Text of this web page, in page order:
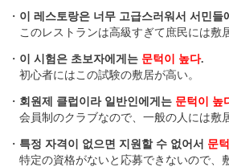
・ 이 레스토랑은 너무 고급스러워서 서민들
このレストランは高級すぎて庶民には敷
・ 이 시험은 초보자에게는 문턱이 높다.
初心者にはこの試験の敷居が高い。
・ 회원제 클럽이라 일반인에게는 문턱이 높
会員制のクラブなので、一般の人には敷
・ 특정 자격이 없으면 지원할 수 없어서 문
特定の資格がないと応募できないので、